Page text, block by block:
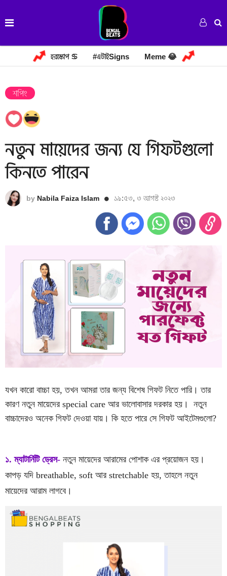
হরস্কোপ ♋ #এটাইSigns Meme 😂
শপিং
নতুন মায়েদের জন্য যে গিফটগুলো
কিনতে পারেন
by Nabila Faiza Islam ১৯:৫৩, ৩ আগস্ট ২০২৩
যখন কারো বাচ্চা হয়, তখন আমরা তার জন্য বিশেষ গিফট নিতে পারি। তার
কারণ নতুন মায়েদের special care আর ভালোবাসার দরকার হয়। নতুন
বাচ্চাদেরও অনেক গিফট দেওয়া যায়। কি হতে পারে সে গিফট আইটেমগুলো?
১. ম্যাটার্নিটি ড্রেস- নতুন মায়েদের আরামের পোশাক এর প্রয়োজন হয়।
কাপড় যদি breathable, soft আর stretchable হয়, তাহলে নতুন
মায়েদের আরাম লাগবে।